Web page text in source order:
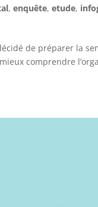
,enquête,etude,
de préparer la
comprendre